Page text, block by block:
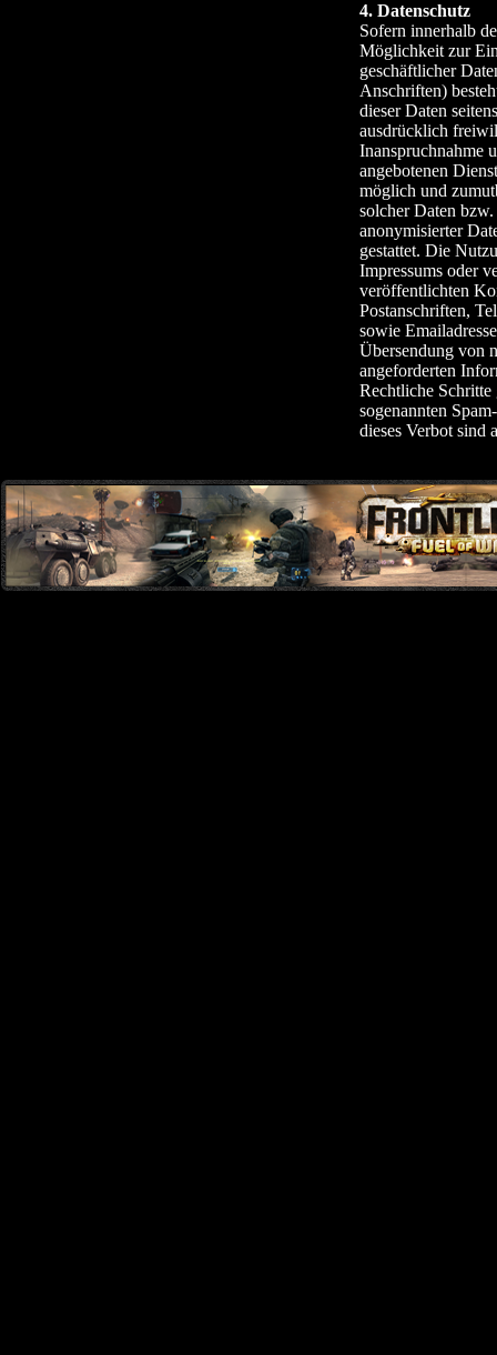
4. Datenschutz
Sofern innerhalb
Möglichkeit zur
geschäftlicher
Anschriften)
dieser Daten
ausdrücklich
Inanspruchnahme
angebotenen
möglich und
solcher Daten
anonymisierter
gestattet. Die
Impressums oder
veröffentlichten
Postanschriften,
sowie
Übersendung von
angeforderten
Rechtliche Schritte
sogenannten
dieses Verbot sind